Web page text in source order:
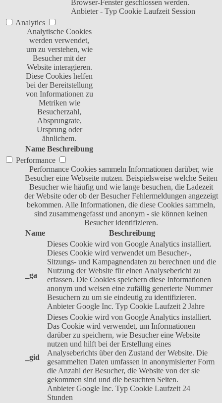
Browser-Fenster geschlossen werden.
Anbieter - Typ Cookie Laufzeit Session
Analytics
Analytische Cookies
werden verwendet,
um zu verstehen, wie
Besucher mit der
Website interagieren.
Diese Cookies helfen
bei der Bereitstellung
von Informationen zu
Metriken wie
Besucherzahl,
Absprungrate,
Ursprung oder
ähnlichem.
Name Beschreibung
Performance
Performance Cookies sammeln Informationen darüber, wie
Besucher eine Webseite nutzen. Beispielsweise welche Seiten
Besucher wie häufig und wie lange besuchen, die Ladezeit
der Website oder ob der Besucher Fehlermeldungen angezeigt
bekommen. Alle Informationen, die diese Cookies sammeln,
sind zusammengefasst und anonym - sie können keinen
Besucher identifizieren.
Name
Beschreibung
_ga
Dieses Cookie wird von Google Analytics installiert.
Dieses Cookie wird verwendet um Besucher-,
Sitzungs- und Kampagnendaten zu berechnen und die
Nutzung der Website für einen Analysebericht zu
erfassen. Die Cookies speichern diese Informationen
anonym und weisen eine zufällig generierte Nummer
Besuchern zu um sie eindeutig zu identifizieren.
Anbieter Google Inc. Typ Cookie Laufzeit 2 Jahre
_gid
Dieses Cookie wird von Google Analytics installiert.
Das Cookie wird verwendet, um Informationen
darüber zu speichern, wie Besucher eine Website
nutzen und hilft bei der Erstellung eines
Analyseberichts über den Zustand der Website. Die
gesammelten Daten umfassen in anonymisierter Form
die Anzahl der Besucher, die Website von der sie
gekommen sind und die besuchten Seiten.
Anbieter Google Inc. Typ Cookie Laufzeit 24
Stunden